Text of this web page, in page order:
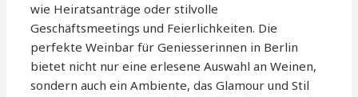
wie Heiratsanträge oder stilvolle
Geschäftsmeetings und Feierlichkeiten. Die
perfekte Weinbar für Geniesserinnen in Berlin
bietet nicht nur eine erlesene Auswahl an Weinen,
sondern auch ein Ambiente, das Glamour und Stil